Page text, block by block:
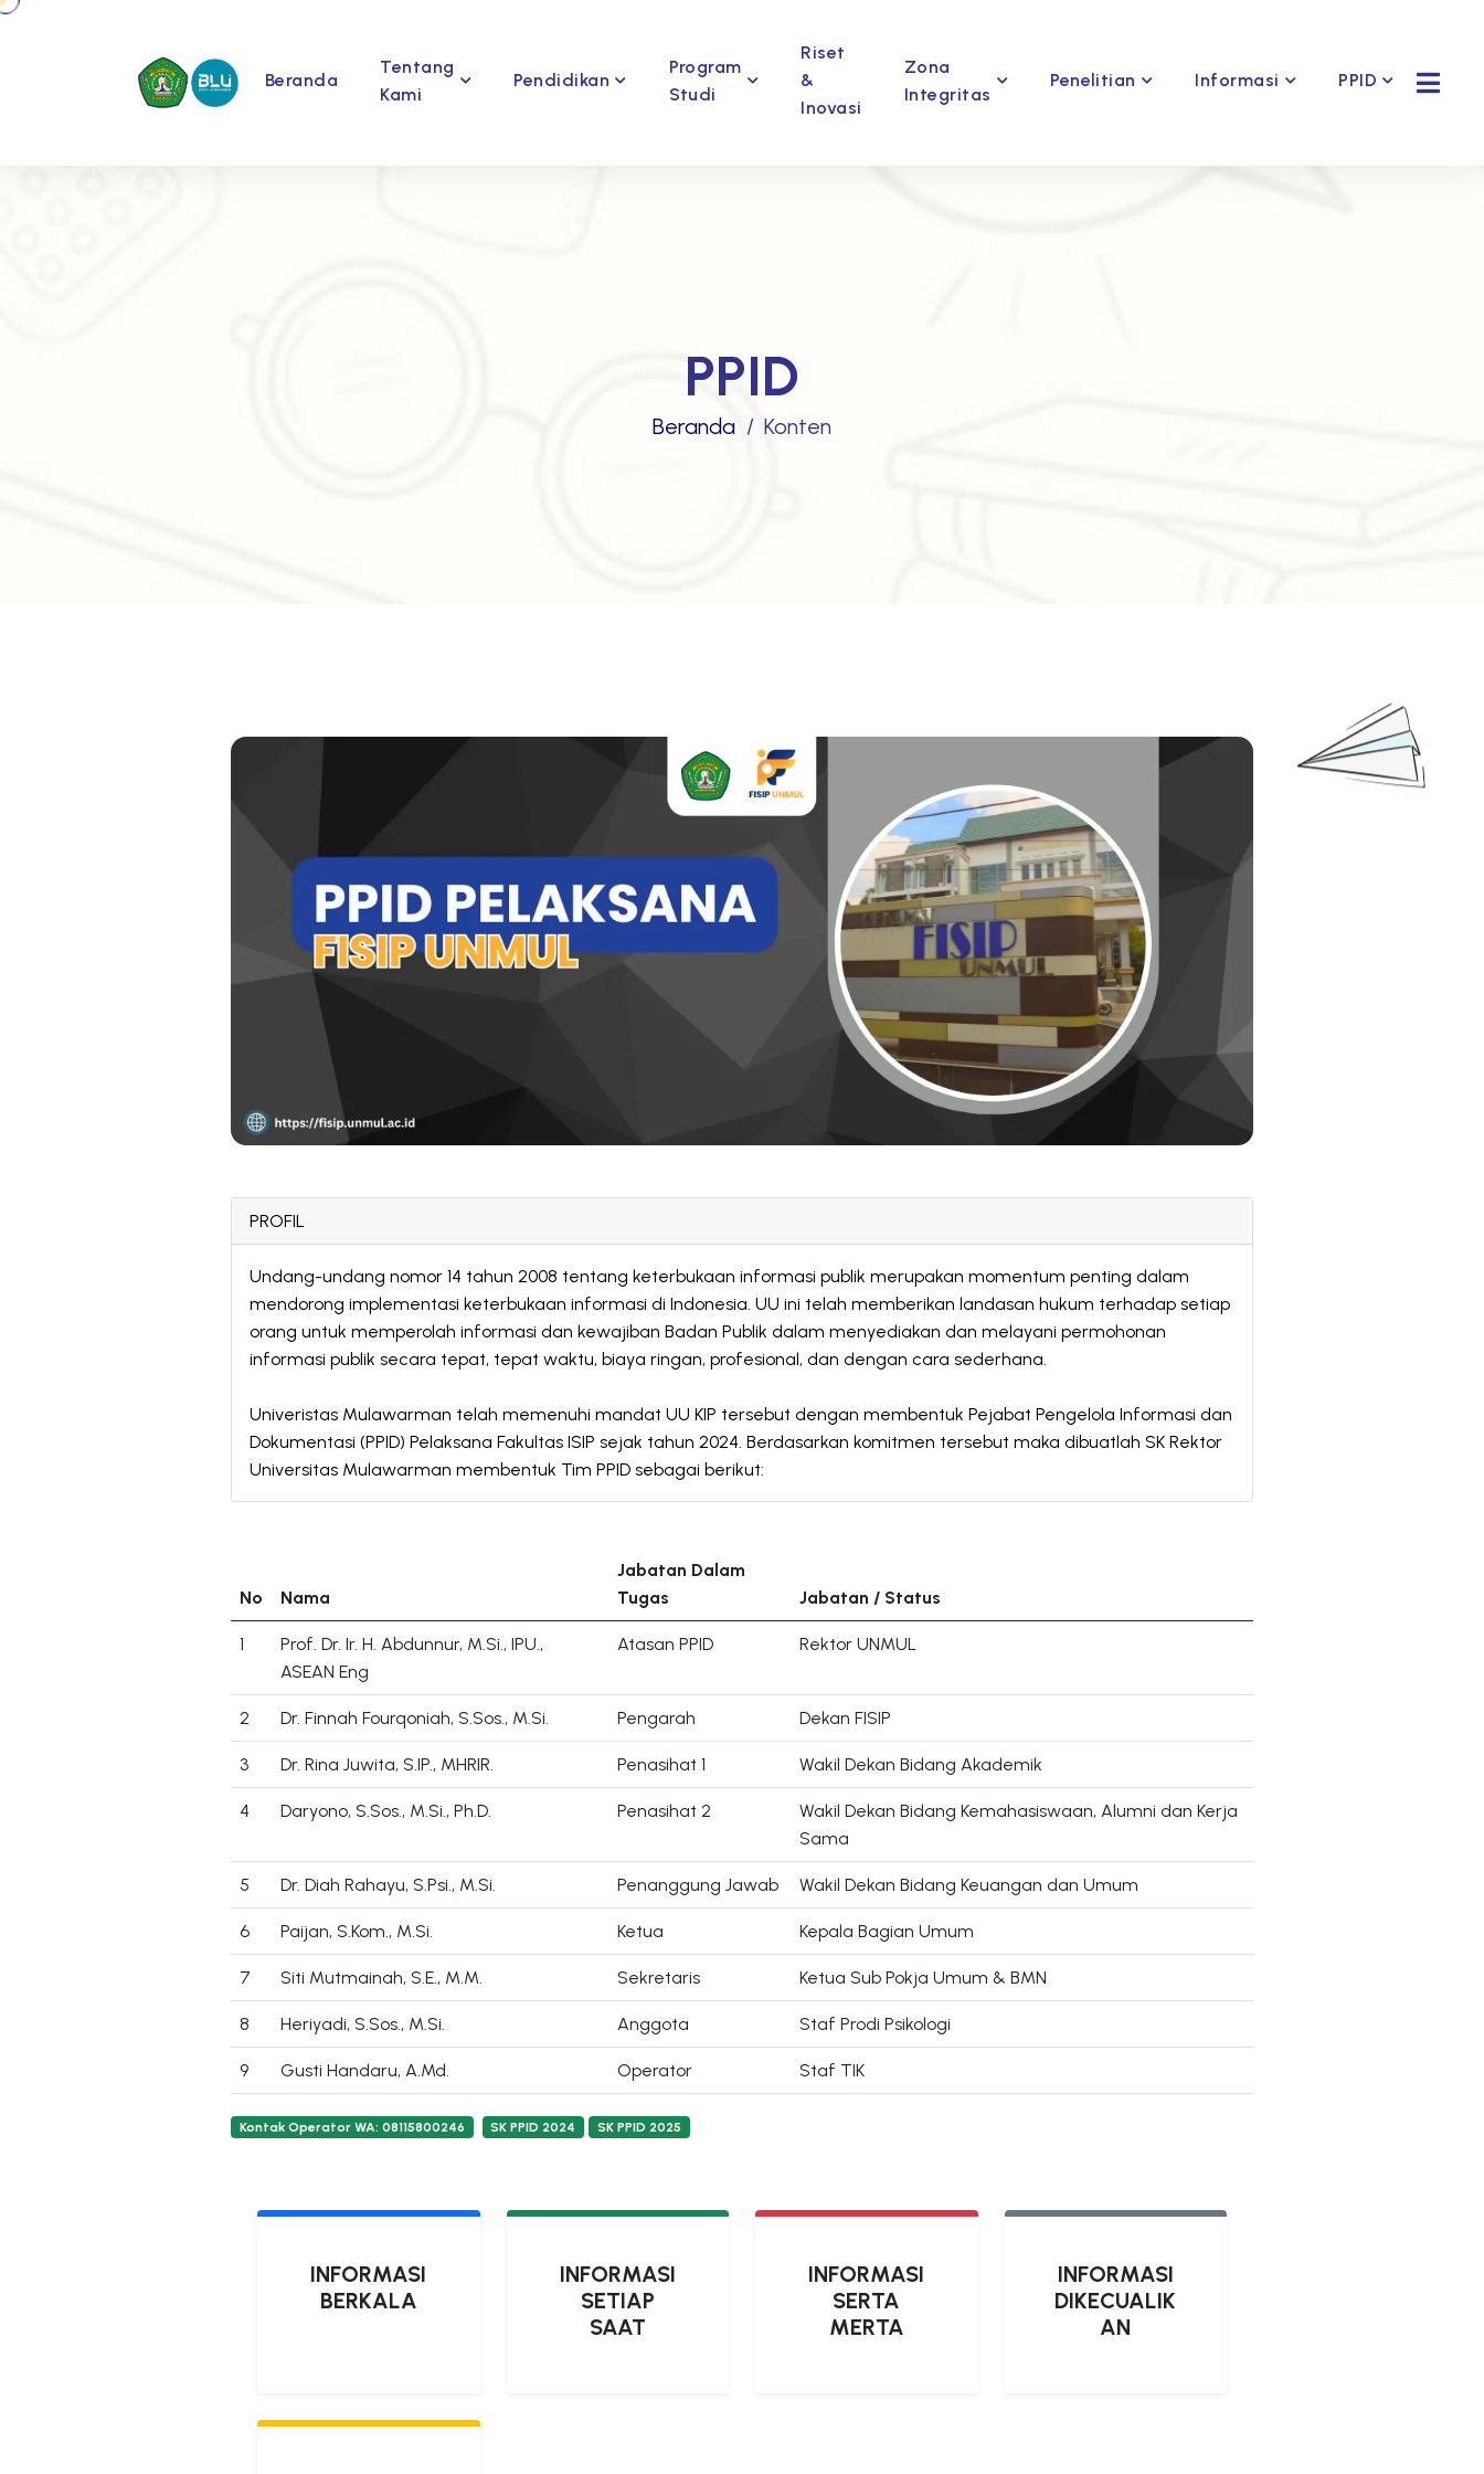
Beranda
Tentang
Kami
Pendidikan
Program
Studi
Riset
&
Inovasi
Zona
Integritas
Penelitian Informasi PPID
PPID
Beranda Konten
PROFIL
Undang-undang nomor 14 tahun 2008 tentang keterbukaan informasi publik merupakan momentum penting dalam
mendorong implementasi keterbukaan informasi di Indonesia. UU ini telah memberikan landasan hukum terhadap setiap
orang untuk memperolah informasi dan kewajiban Badan Publik dalam menyediakan dan melayani permohonan
informasi publik secara tepat, tepat waktu, biaya ringan, profesional, dan dengan cara sederhana.
Univeristas Mulawarman telah memenuhi mandat UU KIP tersebut dengan membentuk Pejabat Pengelola Informasi dan
Dokumentasi (PPID) Pelaksana Fakultas ISIP sejak tahun 2024. Berdasarkan komitmen tersebut maka dibuatlah SK Rektor
Universitas Mulawarman membentuk Tim PPID sebagai berikut:
No Nama
Jabatan Dalam
Tugas
Jabatan / Status
1
Prof. Dr. Ir. H. Abdunnur, M.Si., IPU.,
ASEAN Eng
Atasan PPID Rektor UNMUL
2 Dr. Finnah Fourqoniah, S.Sos., M.Si. Pengarah Dekan FISIP
3 Dr. Rina Juwita, S.IP., MHRIR. Penasihat 1 Wakil Dekan Bidang Akademik
4 Daryono, S.Sos., M.Si., Ph.D. Penasihat 2
Wakil Dekan Bidang Kemahasiswaan, Alumni dan Kerja
Sama
5 Dr. Diah Rahayu, S.Psi., M.Si. Penanggung Jawab Wakil Dekan Bidang Keuangan dan Umum
6 Paijan, S.Kom., M.Si. Ketua Kepala Bagian Umum
7 Siti Mutmainah, S.E., M.M. Sekretaris Ketua Sub Pokja Umum & BMN
8 Heriyadi, S.Sos., M.Si. Anggota Staf Prodi Psikologi
9 Gusti Handaru, A.Md. Operator Staf TIK
Kontak Operator WA: 08115800246 SK PPID 2024 SK PPID 2025
INFORMASI
BERKALA
INFORMASI
SETIAP
SAAT
INFORMASI
SERTA
MERTA
INFORMASI
DIKECUALIK
AN